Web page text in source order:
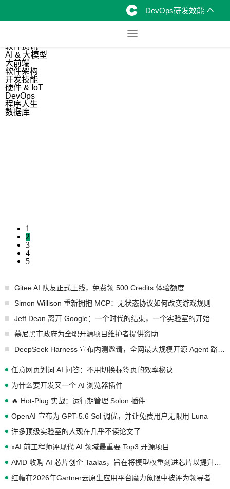
DevOps研发效能
软件资讯
AI & 大模型
大前端
软件架构
开发技能
硬件 & IoT
DevOps
程序人生
数据库
1
2
3
4
5
Gitee AI 队友正式上线，免费领 500 Credits 体验额度
Simon Willison 重新拥抱 MCP：无状态协议如何改变游戏规则
Jeff Dean 离开 Google：一个时代的结束，一个实验室的开始
慕尼黑市政府为全职开源项目维护者提供资助
任意网页划词 AI 问答：不用切换标签页的效率秘诀
为什么要开发又一个 AI 浏览器插件
🔥 Hot-Plug 实战：运行期管理 Solon 插件
OpenAI 宣布为 GPT-5.6 Sol 调优，并让免费用户无限用 Luna
许多顶级实验室的人现在几乎不读论文了
xAI 前工程师评现代 AI 领域最重要 Top3 开源项目
红帽在2026年Gartner云原生应用平台魔力象限中被评为领导者